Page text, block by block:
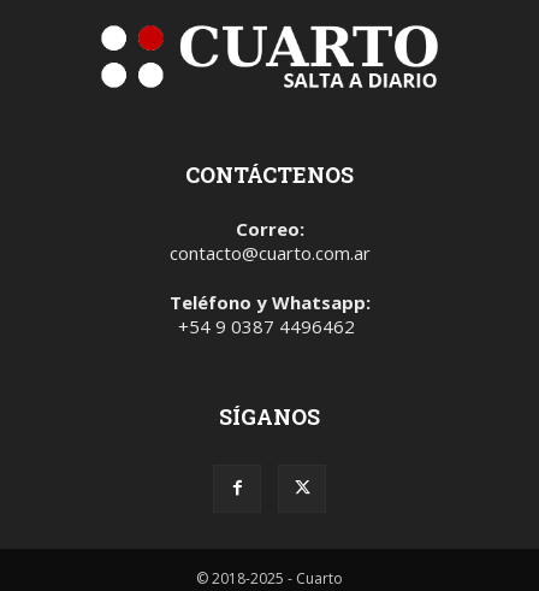
CONTÁCTENOS
Correo:
contacto@cuarto.com.ar
Teléfono y Whatsapp:
+54 9 0387 4496462
SÍGANOS
© 2018-2025 - Cuarto